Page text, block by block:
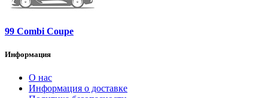
99 Combi Coupe
Информация
О нас
Информация о доставке